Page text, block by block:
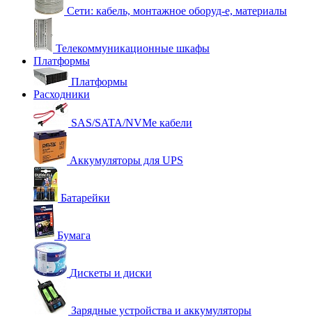
Сети: кабель, монтажное оборуд-е, материалы
Телекоммуникационные шкафы
Платформы
Платформы
Расходники
SAS/SATA/NVMe кабели
Аккумуляторы для UPS
Батарейки
Бумага
Дискеты и диски
Зарядные устройства и аккумуляторы